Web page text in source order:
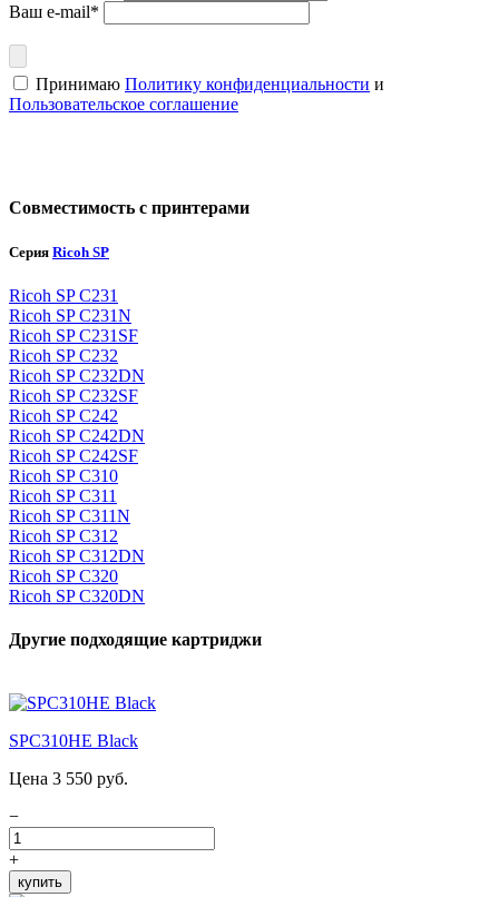
Ваш e-mail*
Принимаю Политику конфиденциальности и
Пользовательское соглашение
Совместимость с принтерами
Серия Ricoh SP
Ricoh SP C231
Ricoh SP C231N
Ricoh SP C231SF
Ricoh SP C232
Ricoh SP C232DN
Ricoh SP C232SF
Ricoh SP C242
Ricoh SP C242DN
Ricoh SP C242SF
Ricoh SP C310
Ricoh SP C311
Ricoh SP C311N
Ricoh SP C312
Ricoh SP C312DN
Ricoh SP C320
Ricoh SP C320DN
Другие подходящие картриджи
SPC310HE Black
Цена 3 550 руб.
−
+
купить